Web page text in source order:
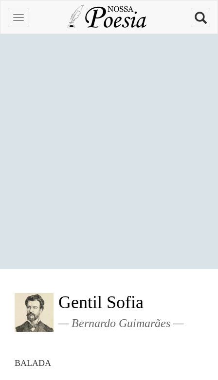
Gentil Sofia
Bernardo Guimarães
BALADA